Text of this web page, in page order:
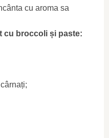
cu aroma sa
cu broccoli și paste: